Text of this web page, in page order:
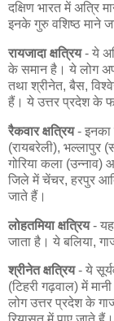
दक्षिण भारत में अत्रि
इनके गुरु वशिष्ठ माने
रायजादा क्षत्रिय- ये
के समान है। ये लोग
तथा श्रीनेत, बैस,
हैं। ये उत्तर प्रदेश के
रैकवार क्षत्रिय- इनका
(रायबरेली), भल्लापुर
गोरिया कला (उन्नाव)
जिले में चेंचर, हरपुर
जाते हैं।
लोहतमिया क्षत्रिय- यह
जाता है। ये बलिया,
श्रीनेत क्षत्रिय- ये
(टिहरी गढ़वाल) में
लोग उत्तर प्रदेश के